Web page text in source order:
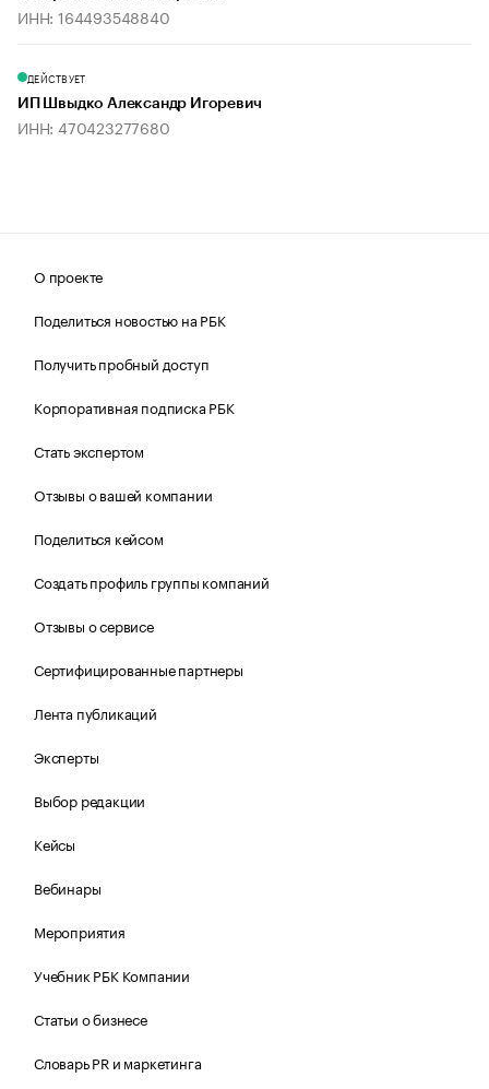
ИНН: 164493548840
ДЕЙСТВУЕТ
ИП Швыдко Александр Игоревич
ИНН: 470423277680
О проекте
Поделиться новостью на РБК
Получить пробный доступ
Корпоративная подписка РБК
Стать экспертом
Отзывы о вашей компании
Поделиться кейсом
Создать профиль группы компаний
Отзывы о сервисе
Сертифицированные партнеры
Лента публикаций
Эксперты
Выбор редакции
Кейсы
Вебинары
Мероприятия
Учебник РБК Компании
Статьи о бизнесе
Словарь PR и маркетинга